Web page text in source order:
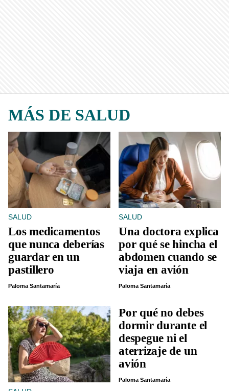
MÁS DE SALUD
SALUD
Los medicamentos
que nunca deberías
guardar en un
pastillero
Paloma Santamaría
SALUD
Una doctora explica
por qué se hincha el
abdomen cuando se
viaja en avión
Paloma Santamaría
Por qué no debes
dormir durante el
despegue ni el
aterrizaje de un
avión
Paloma Santamaría